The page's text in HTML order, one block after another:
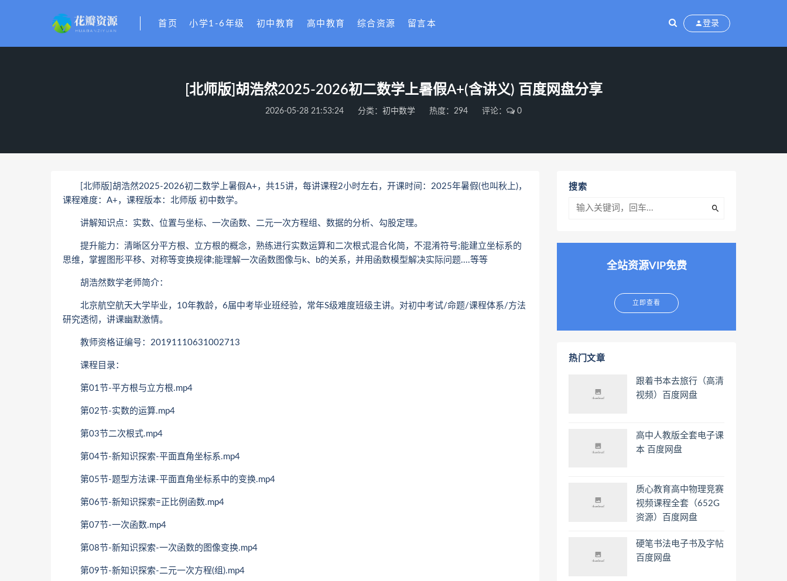
首页 小学1-6年级 初中教育 高中教育 综合资源 留言本 登录
[北师版]胡浩然2025-2026初二数学上暑假A+(含讲义) 百度网盘分享
2026-05-28 21:53:24 分类： 初中数学 热度：294 评论： 0
[北师版]胡浩然2025-2026初二数学上暑假A+，共15讲，每讲课程2小时左右，开课时间：2025年暑假(也叫秋上)，
课程难度：A+，课程版本：北师版 初中数学。
讲解知识点：实数、位置与坐标、一次函数、二元一次方程组、数据的分析、勾股定理。
提升能力：清晰区分平方根、立方根的概念，熟练进行实数运算和二次根式混合化简，不混淆符号;能建立坐标系的
思维，掌握图形平移、对称等变换规律;能理解一次函数图像与k、b的关系，并用函数模型解决实际问题....等等
胡浩然数学老师简介：
北京航空航天大学毕业，10年教龄，6届中考毕业班经验，常年S级难度班级主讲。对初中考试/命题/课程体系/方法
研究透彻，讲课幽默激情。
教师资格证编号：20191110631002713
课程目录：
第01节-平方根与立方根.mp4
第02节-实数的运算.mp4
第03节二次根式.mp4
第04节-新知识探索-平面直角坐标系.mp4
第05节-题型方法课-平面直角坐标系中的变换.mp4
第06节-新知识探索=正比例函数.mp4
第07节-一次函数.mp4
第08节-新知识探索-一次函数的图像变换.mp4
第09节-新知识探索-二元一次方程(组).mp4
搜索
全站资源VIP免费
立即查看
热门文章
跟着书本去旅行（高清
视频）百度网盘
高中人教版全套电子课
本 百度网盘
质心教育高中物理竞赛
视频课程全套（652G
资源）百度网盘
硬笔书法电子书及字帖
百度网盘